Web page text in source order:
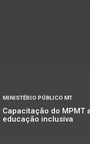
MINISTÉRIO PÚBLICO MT
Capacitação do MPMT
educação inclusiva